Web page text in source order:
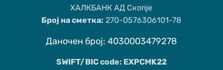
ХАЛКБАНК АД Скопје
Број на сметка: 270-0576306101-78
Даночен број: 4030003479278
SWIFT/BIC code: EXPCMK22